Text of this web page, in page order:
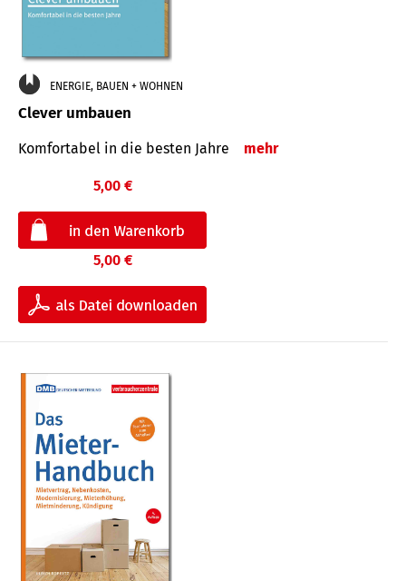
ENERGIE, BAUEN + WOHNEN
Clever umbauen
Komfortabel in die besten Jahre mehr
5,00 €
5,00 €